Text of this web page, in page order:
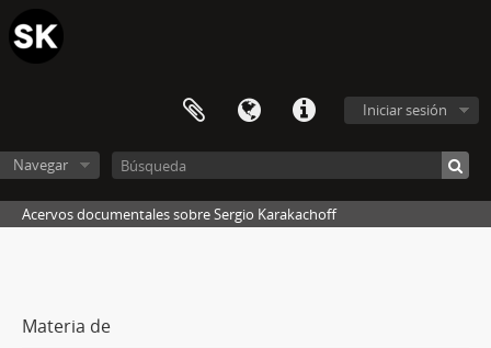
Iniciar sesión
Navegar
Acervos documentales sobre Sergio Karakachoff
Materia de